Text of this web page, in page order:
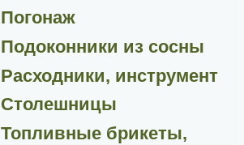
Погонаж
Подоконники из сосны
Расходники, инструмент
Столешницы
Топливные брикеты,